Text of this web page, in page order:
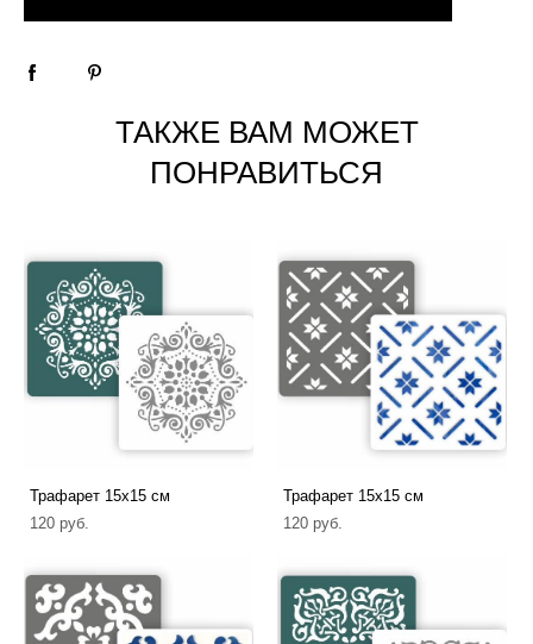
ТАКЖЕ ВАМ МОЖЕТ
ПОНРАВИТЬСЯ
Трафарет 15х15 см
120 pуб.
Трафарет 15х15 см
120 pуб.